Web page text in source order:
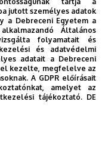
Kar,
jutott személyes adatok
a Debreceni Egyetem a
Általános
folyamatait és
és adatvédelmi
adatait a Debreceni
kezelte, megfelelve az
A GDPR előírásait
amelyet az
tájékoztató. DE